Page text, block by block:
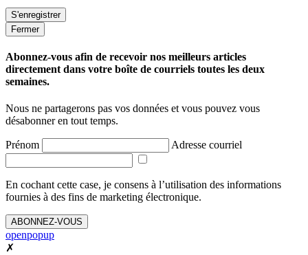
Fermer
Abonnez-vous afin de recevoir nos meilleurs articles
directement dans votre boîte de courriels toutes les deux
semaines.
Nous ne partagerons pas vos données et vous pouvez vous
désabonner en tout temps.
Prénom Adresse courriel
En cochant cette case, je consens à l’utilisation des informations
fournies à des fins de marketing électronique.
ABONNEZ-VOUS
openpopup
✗